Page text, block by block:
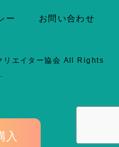
入
ー お問い合わせ
リエイター協会 All Rights